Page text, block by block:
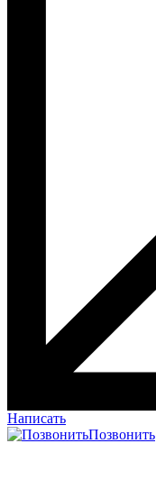
Написать
Позвонить